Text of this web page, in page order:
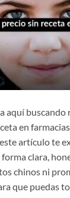
aquí
en
artículo te
clara,
chinos ni
que puedas